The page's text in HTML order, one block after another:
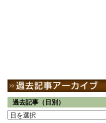
過去記事（日別）